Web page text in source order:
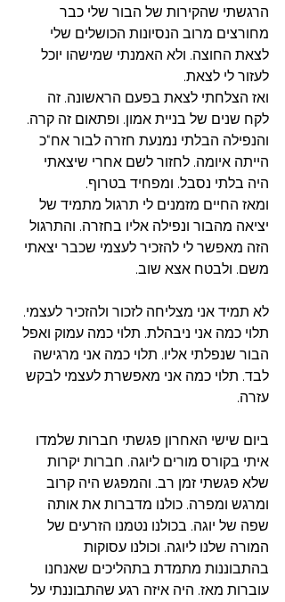
הרגשתי שהקירות של הבור שלי כבר
מחורצים מרוב הנסיונות הכושלים שלי
לצאת החוצה. ולא האמנתי שמישהו יוכל
לעזור לי לצאת.
ואז הצלחתי לצאת בפעם הראשונה. זה
לקח שנים של בניית אמון. ופתאום זה קרה.
והנפילה הבלתי נמנעת חזרה לבור אח"כ
הייתה איומה. לחזור לשם אחרי שיצאתי
היה בלתי נסבל. ומפחיד בטרוף.
ומאז החיים מזמנים לי תרגול מתמיד של
יציאה מהבור ונפילה אליו בחזרה. והתרגול
הזה מאפשר לי להזכיר לעצמי שכבר יצאתי
משם. ולבטח אצא שוב.
לא תמיד אני מצליחה לזכור ולהזכיר לעצמי.
תלוי כמה אני ניבהלת. תלוי כמה עמוק ואפל
הבור שנפלתי אליו. תלוי כמה אני מרגישה
לבד. תלוי כמה אני מאפשרת לעצמי לבקש
עזרה.
ביום שישי האחרון פגשתי חברות שלמדו
איתי בקורס מורים ליוגה. חברות יקרות
שלא פגשתי זמן רב. והמפגש היה קרוב
ומרגש ומפרה. כולנו מדברות את אותה
שפה של יוגה. בכולנו נטמנו הזרעים של
המורה שלנו ליוגה. וכולנו עסוקות
בהתבוננות מתמדת בתהליכים שאנחנו
עוברות מאז. היה איזה רגע שהתבוננתי על